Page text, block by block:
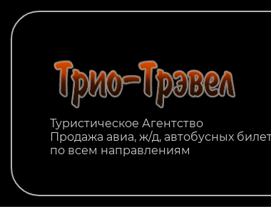
Туристическое Агентство
Продажа авиа, ж/д, автобусных
по всем направлениям